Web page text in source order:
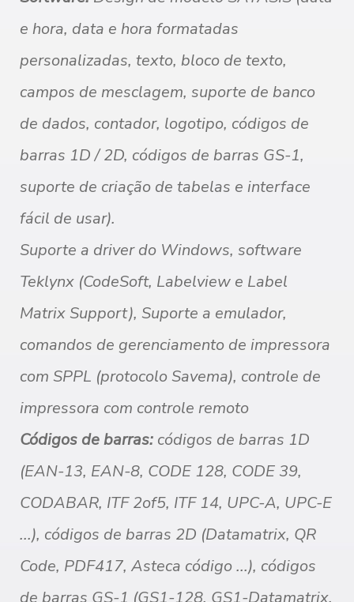
e hora, data e hora formatadas
personalizadas, texto, bloco de texto,
campos de mesclagem, suporte de banco
de dados, contador, logotipo, códigos de
barras 1D / 2D, códigos de barras GS-1,
suporte de criação de tabelas e interface
fácil de usar).
Suporte a driver do Windows, software
Teklynx (CodeSoft, Labelview e Label
Matrix Support), Suporte a emulador,
comandos de gerenciamento de impressora
com SPPL (protocolo Savema), controle de
impressora com controle remoto
Códigos de barras: códigos de barras 1D
(EAN-13, EAN-8, CODE 128, CODE 39,
CODABAR, ITF 2of5, ITF 14, UPC-A, UPC-E
...), códigos de barras 2D (Datamatrix, QR
Code, PDF417, Asteca código ...), códigos
de barras GS-1 (GS1-128, GS1-Datamatrix,